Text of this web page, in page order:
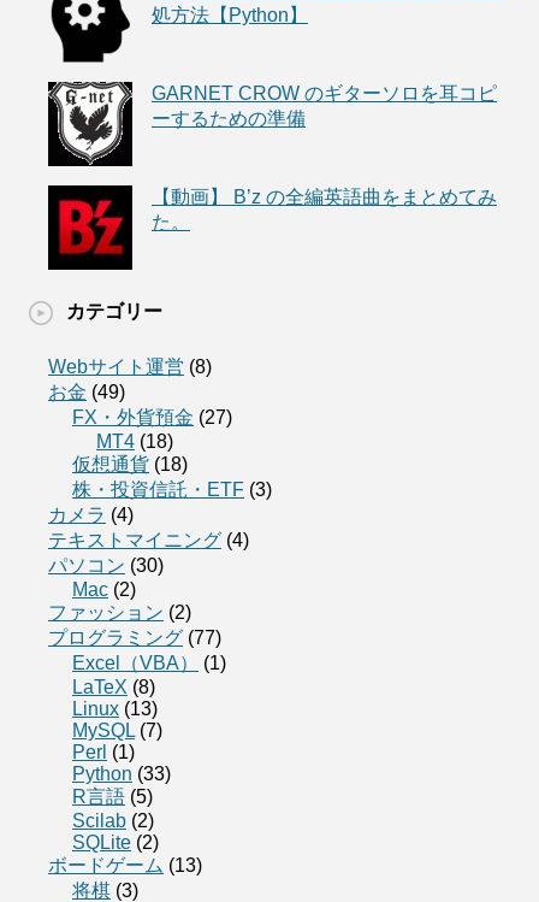
処方法【Python】
GARNET CROW のギターソロを耳コピ
ーするための準備
【動画】 B’z の全編英語曲をまとめてみ
た。
カテゴリー
Webサイト運営 (8)
お金 (49)
FX・外貨預金 (27)
MT4 (18)
仮想通貨 (18)
株・投資信託・ETF (3)
カメラ (4)
テキストマイニング (4)
パソコン (30)
Mac (2)
ファッション (2)
プログラミング (77)
Excel（VBA）
(1)
LaTeX (8)
Linux (13)
MySQL (7)
Perl (1)
Python (33)
R言語 (5)
Scilab (2)
SQLite (2)
ボードゲーム (13)
将棋 (3)